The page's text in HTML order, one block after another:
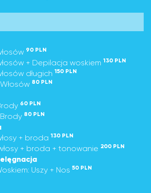
90 PLN
+ Depilacja woskiem 130 PLN
długich 150 PLN
80 PLN
60 PLN
80 PLN
+ broda 130 PLN
+ broda + tonowanie 200 PLN
Uszy + Nos 50 PLN